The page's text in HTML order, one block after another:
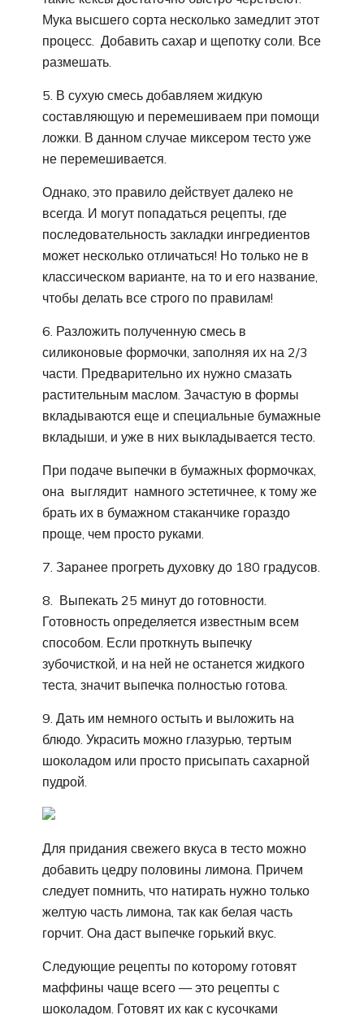
Мука высшего сорта несколько замедлит этот
процесс. Добавить сахар и щепотку соли. Все
размешать.
5. В сухую смесь добавляем жидкую
составляющую и перемешиваем при помощи
ложки. В данном случае миксером тесто уже
не перемешивается.
Однако, это правило действует далеко не
всегда. И могут попадаться рецепты, где
последовательность закладки ингредиентов
может несколько отличаться! Но только не в
классическом варианте, на то и его название,
чтобы делать все строго по правилам!
6. Разложить полученную смесь в
силиконовые формочки, заполняя их на 2/3
части. Предварительно их нужно смазать
растительным маслом. Зачастую в формы
вкладываются еще и специальные бумажные
вкладыши, и уже в них выкладывается тесто.
При подаче выпечки в бумажных формочках,
она выглядит намного эстетичнее, к тому же
брать их в бумажном стаканчике гораздо
проще, чем просто руками.
7. Заранее прогреть духовку до 180 градусов.
8. Выпекать 25 минут до готовности.
Готовность определяется известным всем
способом. Если проткнуть выпечку
зубочисткой, и на ней не останется жидкого
теста, значит выпечка полностью готова.
9. Дать им немного остыть и выложить на
блюдо. Украсить можно глазурью, тертым
шоколадом или просто присыпать сахарной
пудрой.
Для придания свежего вкуса в тесто можно
добавить цедру половины лимона. Причем
следует помнить, что натирать нужно только
желтую часть лимона, так как белая часть
горчит. Она даст выпечке горький вкус.
Следующие рецепты по которому готовят
маффины чаще всего — это рецепты с
шоколадом. Готовят их как с кусочками